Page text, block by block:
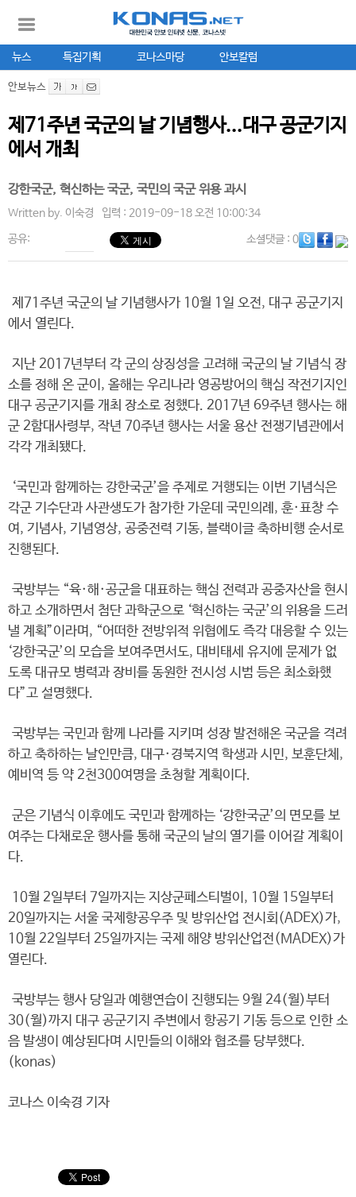
뉴스 특집기획 코나스마당 안보칼럼
안보뉴스
제71주년 국군의 날 기념행사...대구 공군기지
에서 개최
강한국군, 혁신하는 국군, 국민의 국군 위용 과시
Written by. 이숙경 입력 : 2019-09-18 오전 10:00:34
공유: 소셜댓글: 0
제71주년 국군의 날 기념행사가 10월 1일 오전, 대구 공군기지
에서 열린다.
지난 2017년부터 각 군의 상징성을 고려해 국군의 날 기념식 장
소를 정해 온 군이, 올해는 우리나라 영공방어의 핵심 작전기지인
대구 공군기지를 개최 장소로 정했다. 2017년 69주년 행사는 해
군 2함대사령부, 작년 70주년 행사는 서울 용산 전쟁기념관에서
각각 개최됐다.
‘국민과 함께하는 강한국군’을 주제로 거행되는 이번 기념식은
각군 기수단과 사관생도가 참가한 가운데 국민의례, 훈·표창 수
여, 기념사, 기념영상, 공중전력 기동, 블랙이글 축하비행 순서로
진행된다.
국방부는 “육·해·공군을 대표하는 핵심 전력과 공중자산을 현시
하고 소개하면서 첨단 과학군으로 ‘혁신하는 국군’의 위용을 드러
낼 계획”이라며, “어떠한 전방위적 위협에도 즉각 대응할 수 있는
‘강한국군’의 모습을 보여주면서도, 대비태세 유지에 문제가 없
도록 대규모 병력과 장비를 동원한 전시성 시범 등은 최소화했
다”고 설명했다.
국방부는 국민과 함께 나라를 지키며 성장 발전해온 국군을 격려
하고 축하하는 날인만큼, 대구·경북지역 학생과 시민, 보훈단체,
예비역 등 약 2천300여명을 초청할 계획이다.
군은 기념식 이후에도 국민과 함께하는 ‘강한국군’의 면모를 보
여주는 다채로운 행사를 통해 국군의 날의 열기를 이어갈 계획이
다.
10월 2일부터 7일까지는 지상군페스티벌이, 10월 15일부터
20일까지는 서울 국제항공우주 및 방위산업 전시회(ADEX)가,
10월 22일부터 25일까지는 국제 해양 방위산업전(MADEX)가
열린다.
국방부는 행사 당일과 예행연습이 진행되는 9월 24(월)부터
30(월)까지 대구 공군기지 주변에서 항공기 기동 등으로 인한 소
음 발생이 예상된다며 시민들의 이해와 협조를 당부했다.
(konas)
코나스 이숙경 기자